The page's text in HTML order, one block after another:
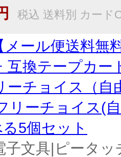
税込 送料別 カード
メール便送料
互換テープカー
ーチョイス（
リーチョイス(
5個セット
子文具|ピータ